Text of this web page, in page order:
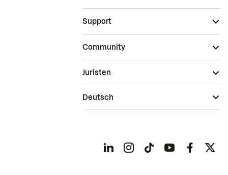
Support
Community
Juristen
Deutsch